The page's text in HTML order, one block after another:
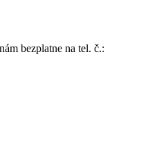
bezplatne na tel. č.: